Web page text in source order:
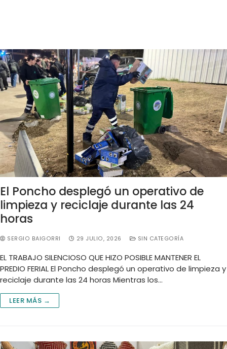
El Poncho desplegó un operativo de
limpieza y reciclaje durante las 24
horas
SERGIO BAIGORRI 29 JULIO, 2026 SIN CATEGORÍA
EL TRABAJO SILENCIOSO QUE HIZO POSIBLE MANTENER EL
PREDIO FERIAL El Poncho desplegó un operativo de limpieza y
reciclaje durante las 24 horas Mientras los…
LEER MÁS →